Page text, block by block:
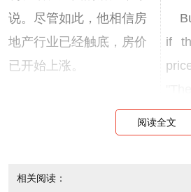
说。尽管如此，他相信房
地产行业已经触底，房价
已开始上涨。
2007年房地产市场开始
崩盘以来，市场观察人士
了。出于类似的反弹预
if
the
阅读全文
相关阅读：